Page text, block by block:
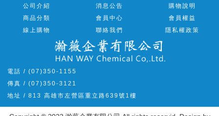
公司介紹 消息公告
購物說明
商品分類
會員中心
會員權益
線上購物
聯絡我們 隱私權政策
電話 / (07)350-1155
傳真 / (07)350-3121
地址 / 813 高雄市左營區重立路639號1樓